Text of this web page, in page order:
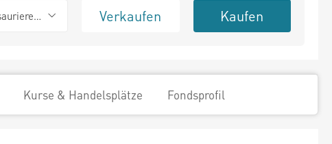
Verkaufen Kaufen
Kurse & Handelsplätze Fondsprofil